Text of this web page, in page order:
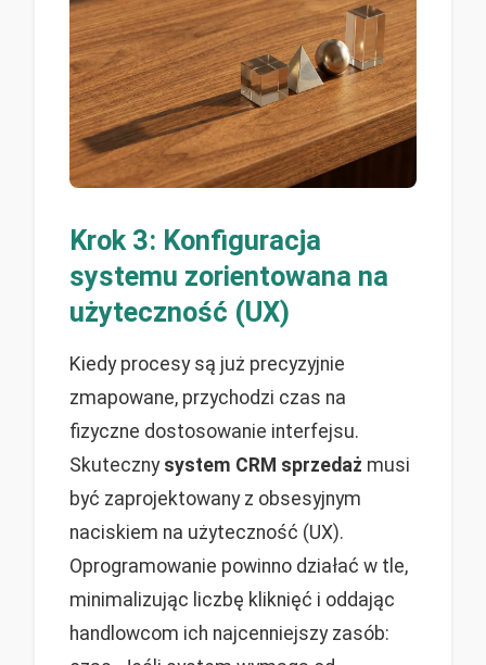
Krok 3: Konfiguracja
systemu zorientowana na
użyteczność (UX)
Kiedy procesy są już precyzyjnie
zmapowane, przychodzi czas na
fizyczne dostosowanie interfejsu.
Skuteczny system CRM sprzedaż musi
być zaprojektowany z obsesyjnym
naciskiem na użyteczność (UX).
Oprogramowanie powinno działać w tle,
minimalizując liczbę kliknięć i oddając
handlowcom ich najcenniejszy zasób: